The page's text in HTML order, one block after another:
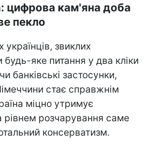
цифрова кам'яна доба
пекло
українців, звиклих
будь-яке питання у два кліки
банківські застосунки,
стає справжнім
міцно утримує
рівнем розчарування саме
консерватизм.